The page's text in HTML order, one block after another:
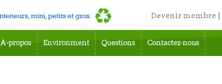
Devenir membre
À-propos Environment Questions Contactez-nous